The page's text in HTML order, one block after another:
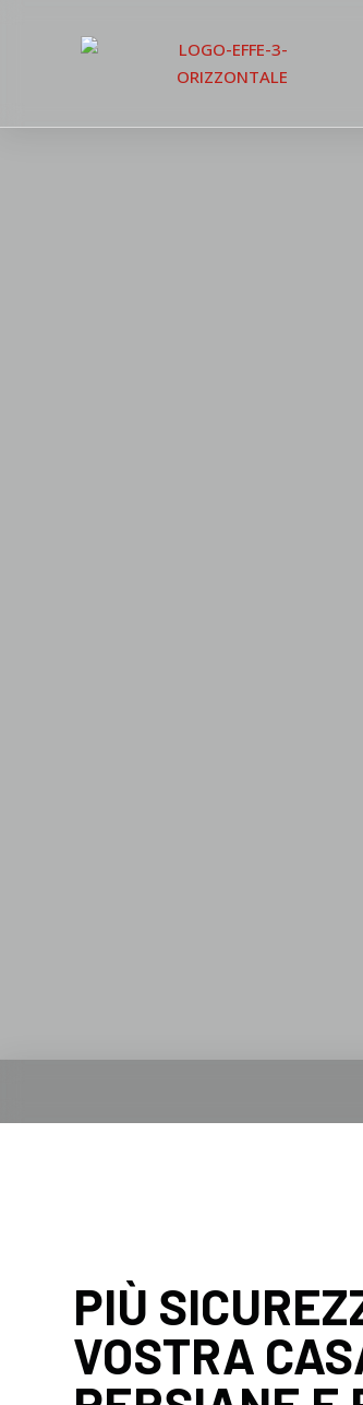
PIÙ
VOSTRA